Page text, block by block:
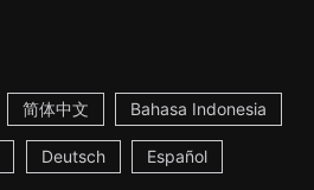
简体中文 Bahasa Indonesia
Deutsch Español